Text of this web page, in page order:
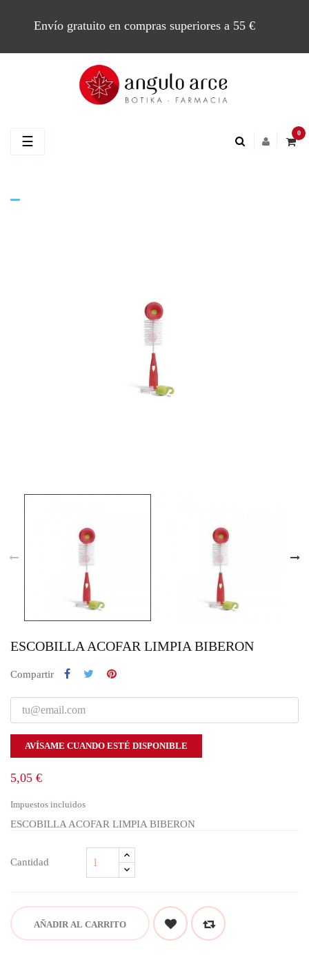
Envío gratuito en compras superiores a 55 €
0
Navegación
☰
ESCOBILLA ACOFAR LIMPIA BIBERON
Compartir
AVÍSAME CUANDO ESTÉ DISPONIBLE
5,05 €
Impuestos incluidos
ESCOBILLA ACOFAR LIMPIA BIBERON
Cantidad
AÑADIR AL CARRITO